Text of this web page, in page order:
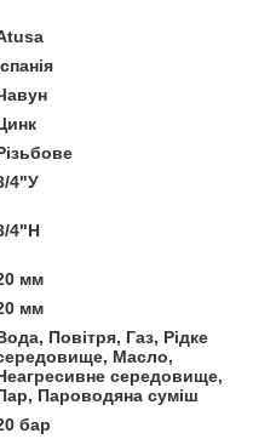
4"У
4"Н
мм
мм
Повітря, Газ, Рідке
Масло,
середовище,
Пароводяна суміш
бар